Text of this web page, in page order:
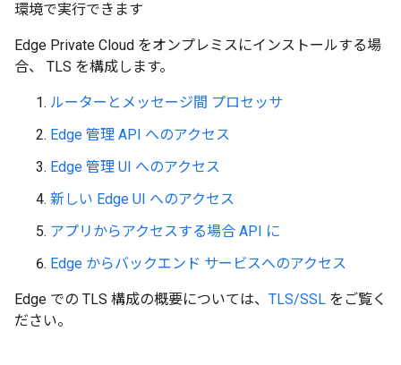
環境で実行できます
Edge Private Cloud をオンプレミスにインストールする場
合、 TLS を構成します。
ルーターとメッセージ間 プロセッサ
Edge 管理 API へのアクセス
Edge 管理 UI へのアクセス
新しい Edge UI へのアクセス
アプリからアクセスする場合 API に
Edge からバックエンド サービスへのアクセス
Edge での TLS 構成の概要については、 TLS/SSL をご覧く
ださい。